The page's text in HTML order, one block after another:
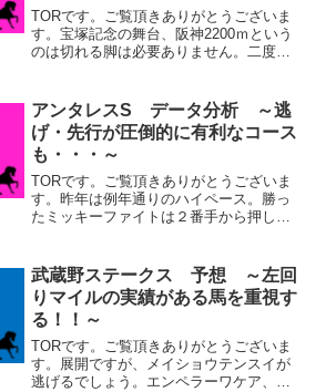
TORです。ご覧頂きありがとうございま
す。宝塚記念の舞台、阪神2200ｍという
のは切れる脚は必要ありません。二度の
セブンシーズ、ユニコーンライオン、ク
ロノジェネシス、キ...
アンタレスS データ分析 ～逃
げ・先行が圧倒的に有利なコース
も・・・～
TORです。ご覧頂きありがとうございま
す。昨年は例年通りのハイペース。勝っ
たミッキーファイトは２番手から押し切
したので、データ通りの結果だったと思
います。因みに２、３着...
武蔵野ステークス 予想 ～左回
りマイルの実績がある馬を重視す
る！！～
TORです。ご覧頂きありがとうございま
す。展開ですが、メイショウテンスイが
逃げるでしょう。エンペラーワケア、ペ